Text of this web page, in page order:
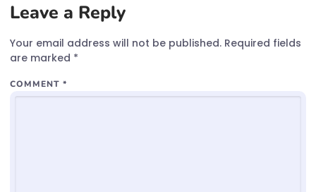
Leave a Reply
Your email address will not be published. Required fields
are marked *
COMMENT *